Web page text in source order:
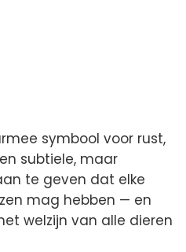
symbool voor rust,
subtiele, maar
te geven dat elke
mag hebben — en
welzijn van alle dieren